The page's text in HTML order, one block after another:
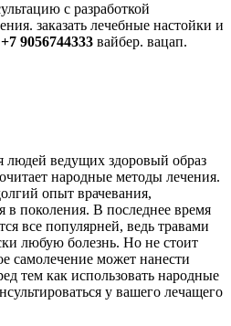
с разработкой
заказать лечебные настойки и
+7 9056744333 вайбер. вацап.
людей ведущих здоровый образ
народные методы лечения.
опыт врачевания,
в поколения. В последнее время
все популярней, ведь травами
любую болезнь. Но не стоит
самолечение может нанести
тем как использовать народные
у вашего лечащего